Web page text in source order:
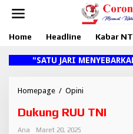
Home Headline Kabar
"SATU JARI
Homepage / Opini
Dukung RUU TNI
Ana
Maret 20, 2025